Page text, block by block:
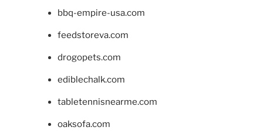
bbq-empire-usa.com
feedstoreva.com
drogopets.com
ediblechalk.com
tabletennisnearme.com
oaksofa.com